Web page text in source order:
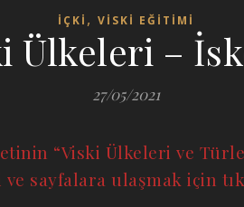
İÇKİ , VİSKİ EĞİTİMİ
Ülkeleri –
27/05/2021
“Viski Ülkeleri ve
sayfalara ulaşmak için